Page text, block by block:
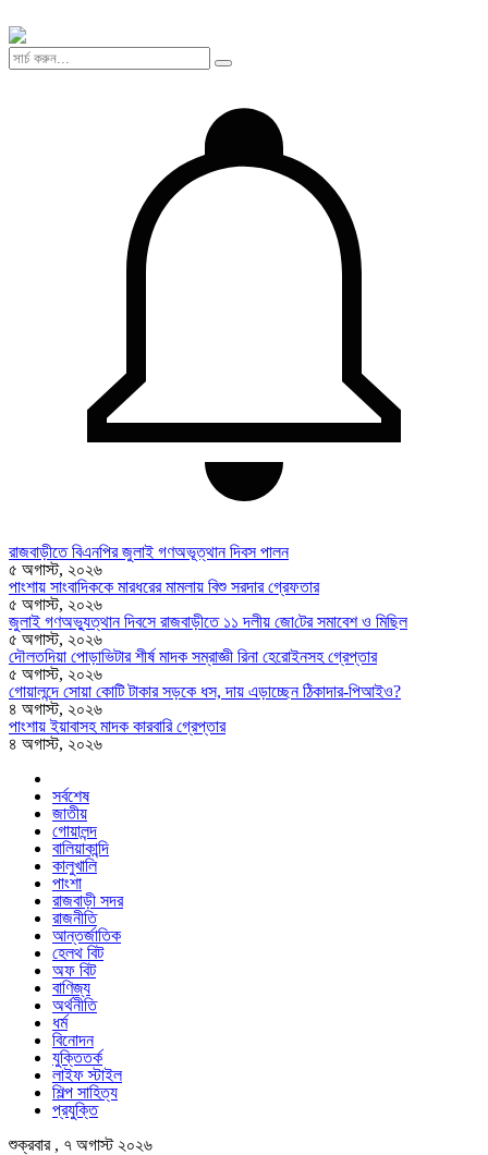
রাজবাড়ীতে বিএন‌পির জুলাই গণঅভূত্থান দিবস পালন
৫ অগাস্ট, ২০২৬
পাংশায় সাংবাদিককে মারধরের মামলায় বিশু সরদার গ্রেফতার
৫ অগাস্ট, ২০২৬
জুলাই গণঅভ্যুত্থান দিবসে রাজবাড়ীতে ১১ দলীয় জো‌টের সমাবেশ ও মি‌ছিল
৫ অগাস্ট, ২০২৬
দৌলতদিয়া পোড়াভিটার শীর্ষ মাদক সম্রাজ্ঞী রিনা হেরোইনসহ গ্রেপ্তার
৫ অগাস্ট, ২০২৬
গোয়ালন্দে সোয়া কোটি টাকার সড়কে ধস, দায় এড়াচ্ছেন ঠিকাদার-পিআইও?
৪ অগাস্ট, ২০২৬
পাংশায় ইয়াবাসহ মাদক কারবারি গ্রেপ্তার
৪ অগাস্ট, ২০২৬
সর্বশেষ
জাতীয়
গোয়ালন্দ
বালিয়াকান্দি
কালুখালি
পাংশা
রাজবাড়ী সদর
রাজনীতি
আন্তর্জাতিক
হেলথ বিট
অফ বিট
বাণিজ্য
অর্থনীতি
ধর্ম
বিনোদন
যুক্তিতর্ক
লাইফ স্টাইল
শিল্প সাহিত্য
প্রযুক্তি
শুক্রবার , ৭ অগাস্ট ২০২৬